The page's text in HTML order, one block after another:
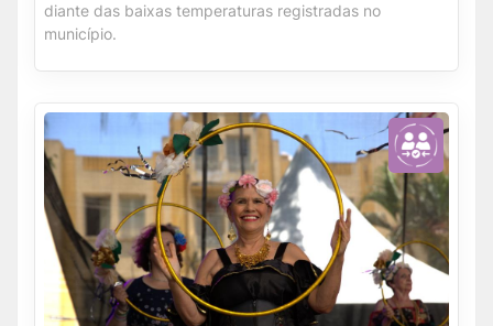
diante das baixas temperaturas registradas no
município.